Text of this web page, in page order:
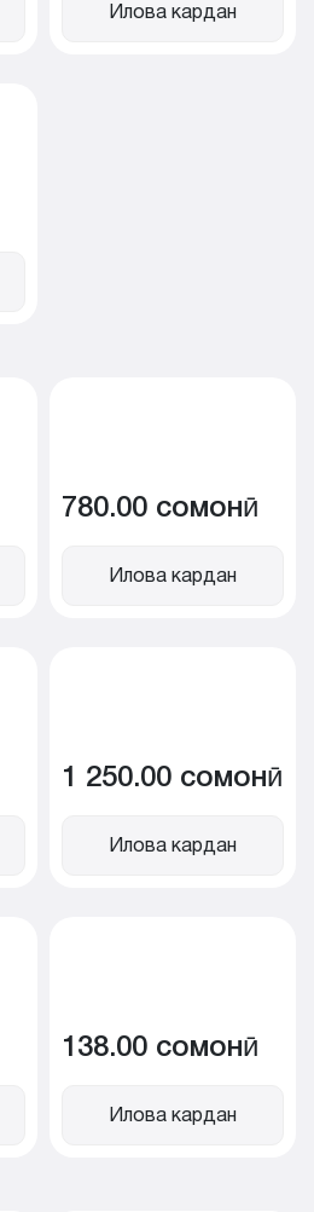
Илова кардан
780.00 сомонӣ
Илова кардан
1 250.00 сомонӣ
Илова кардан
138.00 сомонӣ
Илова кардан